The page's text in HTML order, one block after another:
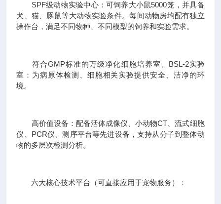
SPF级动物实验中心：可饲养大小鼠5000笼，并具备
犬、猫、豚鼠等大动物实验条件。每间动物房均配有独立
操作台，满足不同物种、不同模型的饲养和实验需求。
符合GMP标准的万级净化细胞培养室、BSL-2实验
室：为病原体检测、细胞相关实验提供安全、洁净的环
境。
高价值设备：配备活体成像仪、小动物CT、流式细胞
仪、PCR仪、测序平台等先进设备，支持从分子到整体动
物的多层次检测分析。
六大核心技术平台（可直接应用于宠物服务）：